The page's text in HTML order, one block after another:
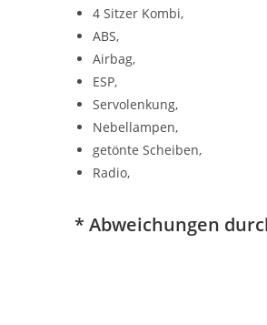
4 Sitzer Kombi,
ABS,
Airbag,
ESP,
Servolenkung,
Nebellampen,
getönte Scheiben,
Radio,
* Abweichungen